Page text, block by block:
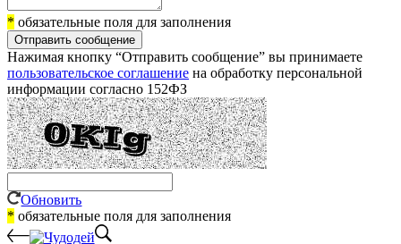
* обязательные поля для заполнения
Отправить сообщение
Нажимая кнопку “Отправить сообщение” вы принимаете
пользовательское соглашение на обработку персональной
информации согласно 152ФЗ
Обновить
* обязательные поля для заполнения